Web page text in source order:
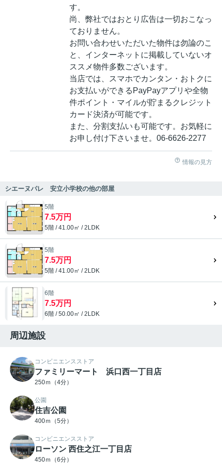
す。
尚、弊社ではおとり広告は一切おこなっ
ておりません。
お問い合わせいただいた物件は勿論のこ
と、インターネットに掲載していないオ
ススメ物件多数ございます。
当店では、スマホでカンタン・おトクに
お支払いができるPayPayアプリや全物
件ポイント・マイルが貯まるクレジット
カード決済が可能です。
また、分割支払いも可能です。お気軽に
お申し付け下さいませ。06-6626-2277
情報の見方
シエーヌパレ 安立小学校の他の部屋
5階
7.5万円
5階 / 41.00㎡ / 2LDK
5階
7.5万円
5階 / 41.00㎡ / 2LDK
6階
7.5万円
6階 / 50.00㎡ / 2LDK
周辺施設
コンビニエンスストア
ファミリーマート 浜口西一丁目店
250ｍ（4分）
公園
住吉公園
400ｍ（5分）
コンビニエンスストア
ローソン 西住之江一丁目店
450ｍ（6分）